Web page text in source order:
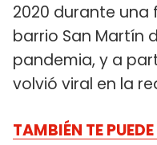
2020 durante una
barrio San Martín
pandemia, y a
volvió viral en la
TAMBIÉN TE